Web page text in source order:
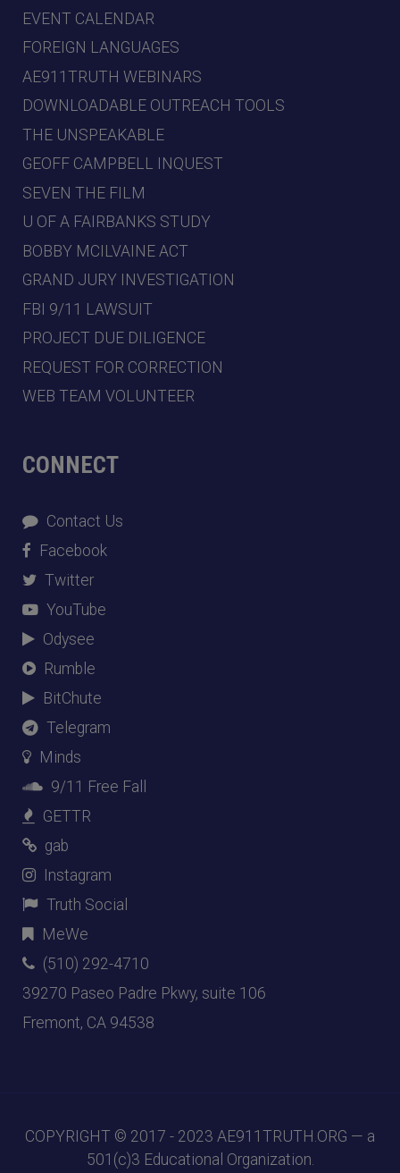
EVENT CALENDAR
FOREIGN LANGUAGES
AE911TRUTH WEBINARS
DOWNLOADABLE OUTREACH TOOLS
THE UNSPEAKABLE
GEOFF CAMPBELL INQUEST
SEVEN THE FILM
U OF A FAIRBANKS STUDY
BOBBY MCILVAINE ACT
GRAND JURY INVESTIGATION
FBI 9/11 LAWSUIT
PROJECT DUE DILIGENCE
REQUEST FOR CORRECTION
WEB TEAM VOLUNTEER
CONNECT
Contact Us
Facebook
Twitter
YouTube
Odysee
Rumble
BitChute
Telegram
Minds
9/11 Free Fall
GETTR
gab
Instagram
Truth Social
MeWe
(510) 292-4710
39270 Paseo Padre Pkwy, suite 106
Fremont, CA 94538
COPYRIGHT © 2017 - 2023 AE911TRUTH.ORG — a
501(c)3 Educational Organization.